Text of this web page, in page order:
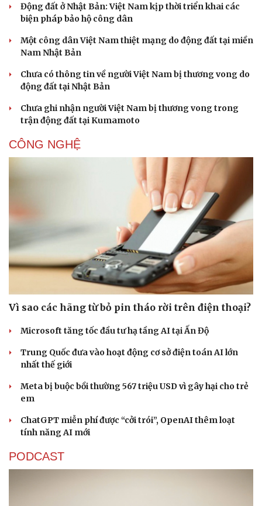
Sức khỏe
Dinh dưỡng - món ngon
Cây thuốc
Sản phụ khoa
Nam khoa
Phòng mạch online
Ăn sạch sống khỏe
Đời sống
Nhà đẹp
Blog
Tình yêu - Gia đình
Động đất ở Nhật Bản: Việt Nam kịp thời triển khai các
biện pháp bảo hộ công dân
Một công dân Việt Nam thiệt mạng do động đất tại miền
Nam Nhật Bản
Chưa có thông tin về người Việt Nam bị thương vong do
động đất tại Nhật Bản
Chưa ghi nhận người Việt Nam bị thương vong trong
trận động đất tại Kumamoto
CÔNG NGHỆ
Vì sao các hãng từ bỏ pin tháo rời trên điện thoại?
Microsoft tăng tốc đầu tư hạ tầng AI tại Ấn Độ
Trung Quốc đưa vào hoạt động cơ sở điện toán AI lớn
nhất thế giới
Meta bị buộc bồi thường 567 triệu USD vì gây hại cho trẻ
em
ChatGPT miễn phí được “cởi trói”, OpenAI thêm loạt
tính năng AI mới
PODCAST